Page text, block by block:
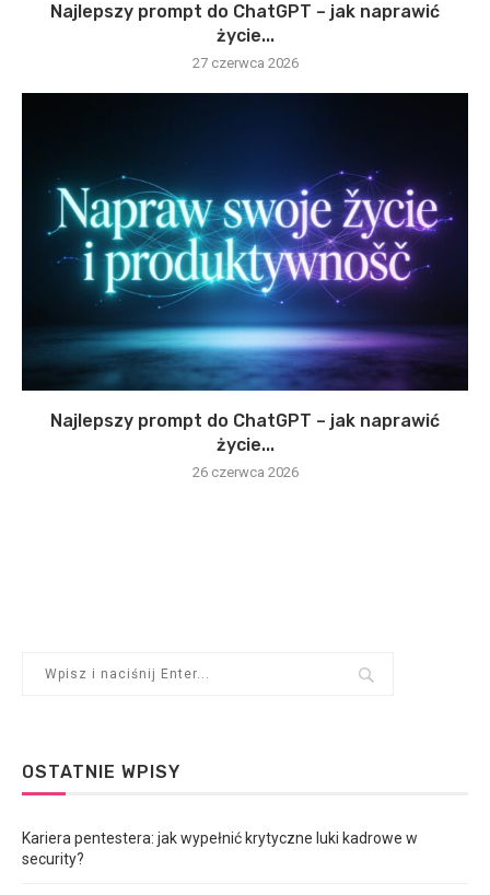
Najlepszy prompt do ChatGPT – jak naprawić
życie...
27 czerwca 2026
Najlepszy prompt do ChatGPT – jak naprawić
życie...
26 czerwca 2026
OSTATNIE WPISY
Kariera pentestera: jak wypełnić krytyczne luki kadrowe w
security?